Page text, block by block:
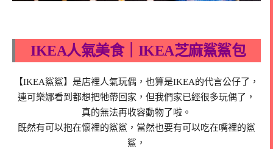
IKEA人氣美食｜IKEA芝麻鯊鯊包
【IKEA鯊鯊】是店裡人氣玩偶，也算是IKEA的代言公仔了，
連可樂娜看到都想把牠帶回家，但我們家已經很多玩偶了，
真的無法再收容動物了啦。
既然有可以抱在懷裡的鯊鯊，當然也要有可以吃在嘴裡的鯊
鯊，